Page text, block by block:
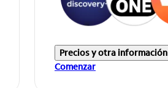
Precios y otra información
Comenzar